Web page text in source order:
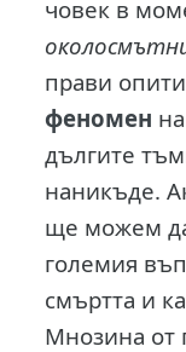
човек в
прави
феномен
дългите
наникъде.
ще можем
големия
смъртта и
Мнозина от